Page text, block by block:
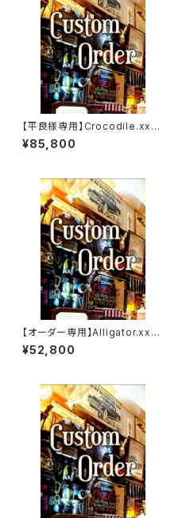
【平良様専用】Crocodile.xxx.
ORIENTAL-BLUE.Edition// J
ACK.RIDE.MSW
¥85,800
【オーダー専用】Alligator.xxx.
Peacock,Blue.Edition// JA
CK.RIDE.SSW
¥52,800